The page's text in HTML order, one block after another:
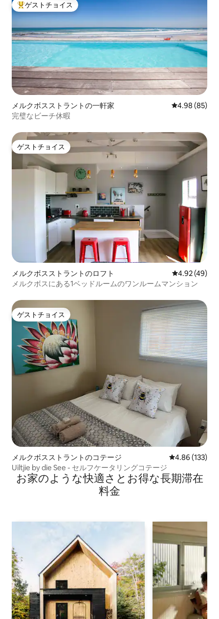
大好評のゲストチョイスです。
ゲストチョイス
メルクボスストラントの一軒家 レビュー85
4.98 (85)
完璧なビーチ休暇
ゲストチョイス
ゲストチョイス
メルクボスストラントのロフト レビュー49
4.92 (49)
メルクボスにある1ベッドルームのワンルームマンション
ゲストチョイス
ゲストチョイス
メルクボスストラントのコテージ レビュー133
4.86 (133)
Uiltjie by die See - セルフケータリングコテージ
お家のような快⁠適⁠さ⁠とお⁠得⁠な長⁠期⁠滞⁠在
料⁠金